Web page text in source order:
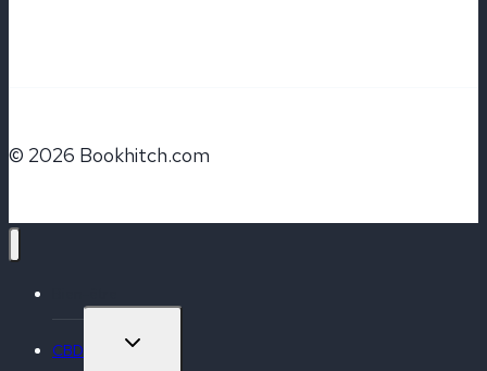
© 2026 Bookhitch.com
CBD
OUVRIR/FERMER